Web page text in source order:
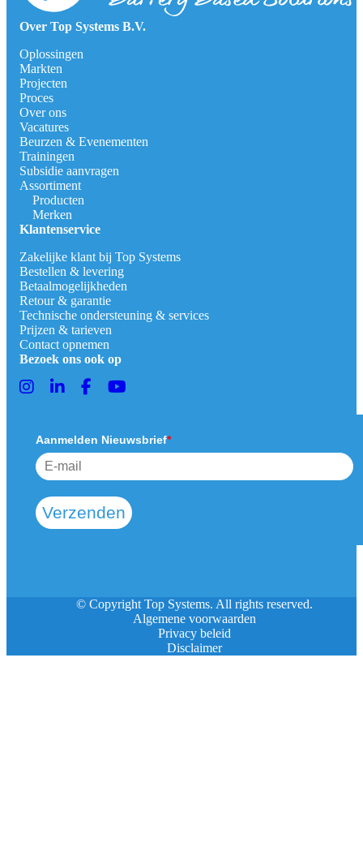
Over Top Systems B.V.
Oplossingen
Markten
Projecten
Proces
Over ons
Vacatures
Beurzen & Evenementen
Trainingen
Subsidie aanvragen
Assortiment
Producten
Merken
Klantenservice
Zakelijke klant bij Top Systems
Bestellen & levering
Betaalmogelijkheden
Retour & garantie
Technische ondersteuning & services
Prijzen & tarieven
Contact opnemen
Bezoek ons ook op
Aanmelden Nieuwsbrief*
Verzenden
© Copyright Top Systems. All rights reserved.
Algemene voorwaarden
Privacy beleid
Disclaimer